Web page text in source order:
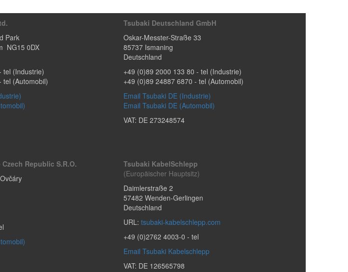
Park
NG15 0DX
tel (Industrie)
tel (Automobil)
Tsubaki Deutschland GmbH
Oskar-Messter-Straße 33
85737 Ismaning
Deutschland
+49 (0)89 2000 133 80 - tel (Industrie)
+49 (0)89 24887 6870 - tel (Automobil)
Email Tsubaki DE (Industrie)
Email Tsubaki DE (Automobil)
VAT: DE 273248574
Republic S.r.o.
Tsubaki KabelSchlepp
(Europäischer Hauptsitz)
Daimlerstraße 2
57482 Wenden-Gerlingen
Deutschland
URL: tsubaki-kabelschlepp.com
+49 (0)2762 4003-0 - tel
Email Tsubaki Kabelschlepp
VAT: DE 126565798